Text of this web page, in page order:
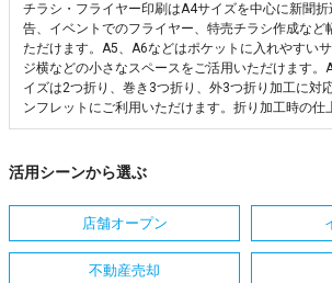
チラシ・フライヤー印刷はA4サイズを中心に新聞
告、イベントでのフライヤー、特売チラシ作成など
ただけます。A5、A6などはポケットに入れやすい
ジ横などの小さなスペースをご活用いただけます。
イズは2つ折り、巻き3つ折り、外3つ折り加工に対
ンフレットにご利用いただけます。折り加工時の仕
活用シーンから選ぶ
店舗オープン
不動産売却